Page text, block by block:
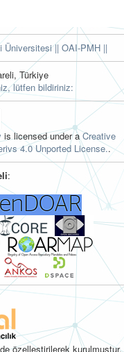
Üniversitesi || OAI-PMH ||
Türkiye
lütfen bildiriniz:
is licensed under aCreative
4.0 Unported License..
:
özelleştirilerek kurulmuştur.